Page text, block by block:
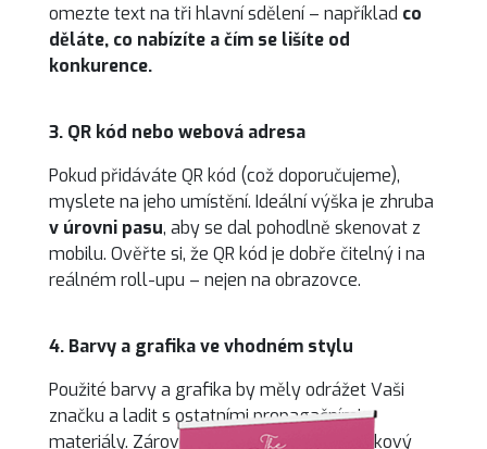
omezte text na tři hlavní sdělení – například co
děláte, co nabízíte a čím se lišíte od
konkurence.
3. QR kód nebo webová adresa
Pokud přidáváte QR kód (což doporučujeme),
myslete na jeho umístění. Ideální výška je zhruba
v úrovni pasu, aby se dal pohodlně skenovat z
mobilu. Ověřte si, že QR kód je dobře čitelný i na
reálném roll-upu – nejen na obrazovce.
4. Barvy a grafika ve vhodném stylu
Použité barvy a grafika by měly odrážet Vaši
značku a ladit s ostatními propagačními
materiály. Zároveň se ale snažte, aby celkový